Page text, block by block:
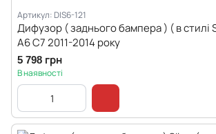
Артикул: DIS6-121
Дифузор ( заднього бампера ) ( в стилі
A6 C7 2011-2014 року
5 798 грн
В наявності